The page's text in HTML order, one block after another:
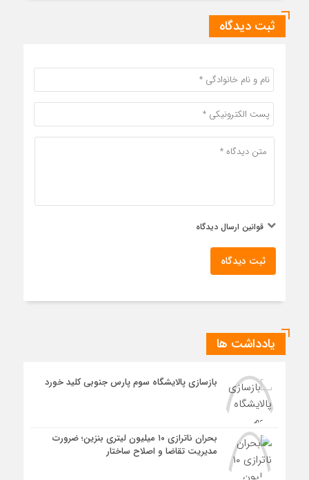
ثبت دیدگاه
قوانین ارسال دیدگاه
ثبت دیدگاه
یادداشت ها
بازسازی پالایشگاه سوم پارس جنوبی کلید خورد
بحران ناترازی ۱۰ میلیون لیتری بنزین؛ ضرورت
مدیریت تقاضا و اصلاح ساختار